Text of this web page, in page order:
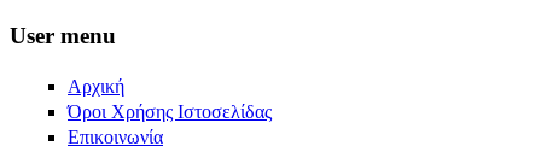
Skip to main content
User menu
Αρχική
Όροι Χρήσης Ιστοσελίδας
Επικοινωνία